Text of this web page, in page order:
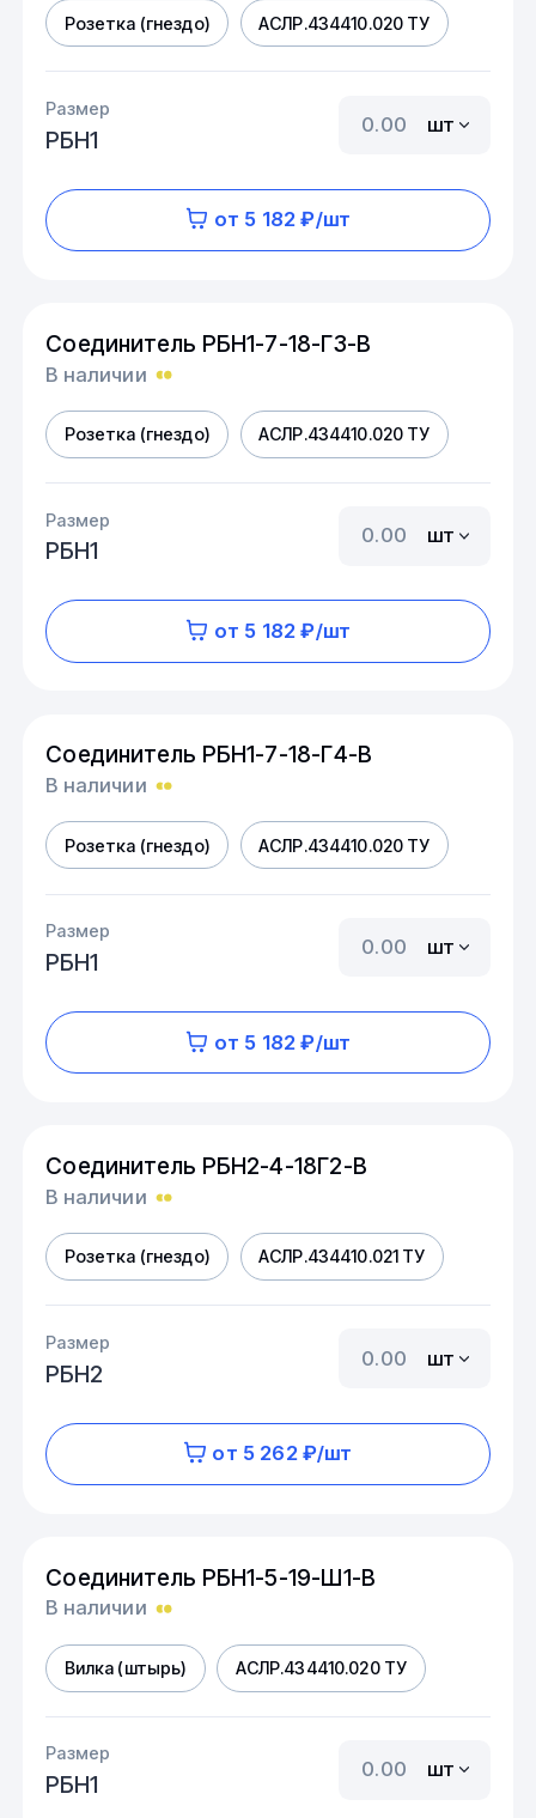
Розетка (гнездо) АСЛР.434410.020 ТУ
Размер
РБН1
шт
от 5 182 ₽/шт
Соединитель РБН1-7-18-Г3-В
В наличии
Розетка (гнездо) АСЛР.434410.020 ТУ
Размер
РБН1
шт
от 5 182 ₽/шт
Соединитель РБН1-7-18-Г4-В
В наличии
Розетка (гнездо) АСЛР.434410.020 ТУ
Размер
РБН1
шт
от 5 182 ₽/шт
Соединитель РБН2-4-18Г2-В
В наличии
Розетка (гнездо) АСЛР.434410.021 ТУ
Размер
РБН2
шт
от 5 262 ₽/шт
Соединитель РБН1-5-19-Ш1-В
В наличии
Вилка (штырь) АСЛР.434410.020 ТУ
Размер
РБН1
шт